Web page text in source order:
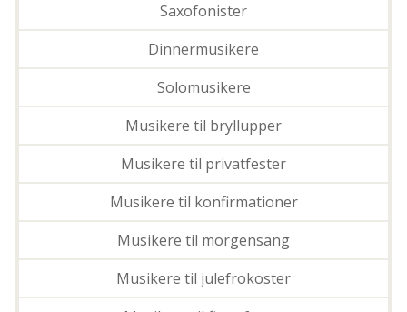
Saxofonister
Dinnermusikere
Solomusikere
Musikere til bryllupper
Musikere til privatfester
Musikere til konfirmationer
Musikere til morgensang
Musikere til julefrokoster